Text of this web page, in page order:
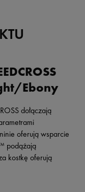
Ebony
dołączają
oferują wsparcie
podążają
kostkę oferują